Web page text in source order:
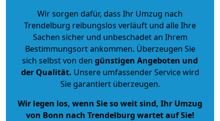
Wir sorgen dafür, dass Ihr Umzug nach
Trendelburg reibungslos verläuft und alle Ihre
Sachen sicher und unbeschadet an Ihrem
Bestimmungsort ankommen. Überzeugen Sie
sich selbst von den günstigen Angeboten und
der Qualität. Unsere umfassender Service wird
Sie garantiert überzeugen.
Wir legen los, wenn Sie so weit sind, Ihr Umzug
von Bonn nach Trendelburg wartet auf Sie!